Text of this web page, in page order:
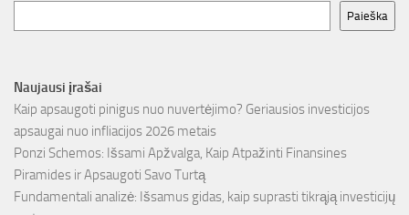
Paieška
Naujausi įrašai
Kaip apsaugoti pinigus nuo nuvertėjimo? Geriausios investicijos
apsaugai nuo infliacijos 2026 metais
Ponzi Schemos: Išsami Apžvalga, Kaip Atpažinti Finansines
Piramides ir Apsaugoti Savo Turtą
Fundamentali analizė: Išsamus gidas, kaip suprasti tikrąją investicijų